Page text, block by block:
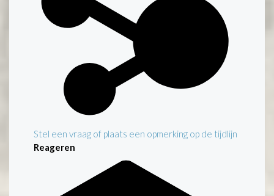
Stel een vraag of plaats een opmerking op de tijdlijn
Reageren